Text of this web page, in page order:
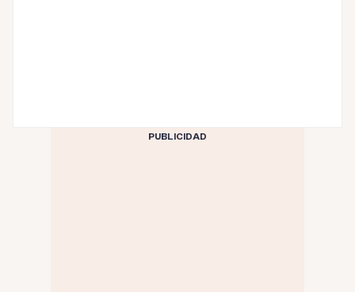
PUBLICIDAD